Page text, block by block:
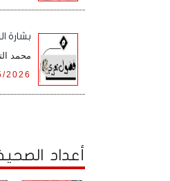
بشارة
محمد
2026
أعداد